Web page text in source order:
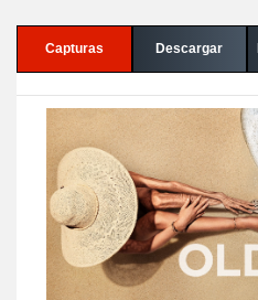
Capturas Descargar